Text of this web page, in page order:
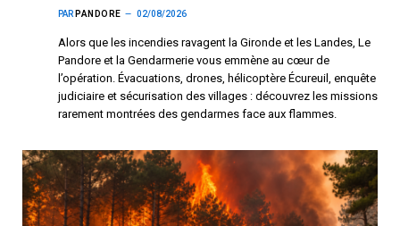
PAR PANDORE 02/08/2026
Alors que les incendies ravagent la Gironde et les Landes, Le
Pandore et la Gendarmerie vous emmène au cœur de
l’opération. Évacuations, drones, hélicoptère Écureuil, enquête
judiciaire et sécurisation des villages : découvrez les missions
rarement montrées des gendarmes face aux flammes.